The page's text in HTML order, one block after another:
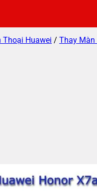
Thoại Huawei / Thay Màn